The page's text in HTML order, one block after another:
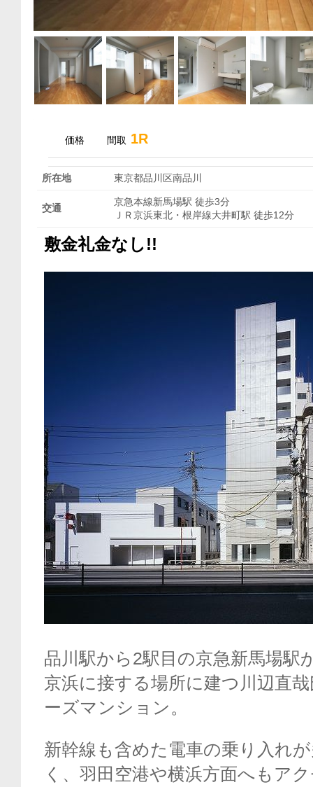
価格 間取 1R
所在地 東京都品川区南品川
交通
京急本線新馬場駅 徒歩3分
ＪＲ京浜東北・根岸線大井町駅 徒歩12分
敷金礼金なし!!
品川駅から2駅目の京急新馬場駅
京浜に接する場所に建つ川辺直
ーズマンション。
新幹線も含めた電車の乗り入れ
く、羽田空港や横浜方面へもア